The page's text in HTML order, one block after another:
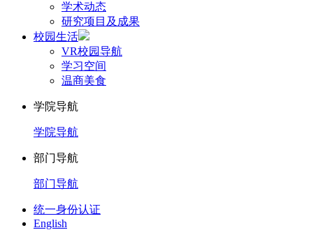
学术动态
研究项目及成果
校园生活
VR校园导航
学习空间
温商美食
学院导航
学院导航
部门导航
部门导航
统一身份认证
English